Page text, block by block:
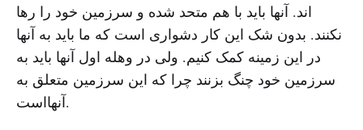
اند. آنها باید با هم متحد شده و سرزمین خود را رها
نکنند. بدون شک این کار دشواری است که ما باید به آنها
در این زمینه کمک کنیم. ولی در وهله اول آنها باید به
سرزمین خود چنگ بزنند چرا که این سرزمین متعلق به
آنهااست.